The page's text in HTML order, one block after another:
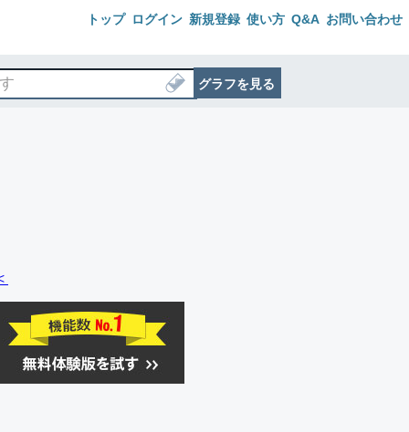
トップ ログイン 新規登録 使い方 Q&A お問い合わせ
グラフを見る